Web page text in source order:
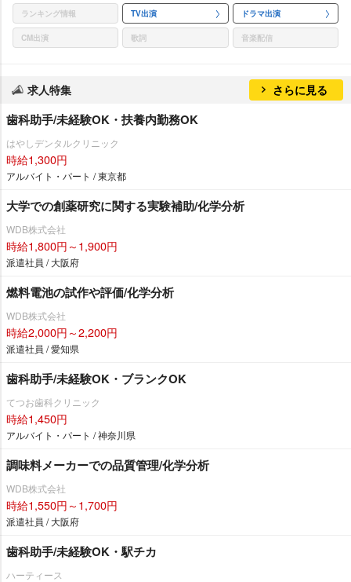
ランキング情報 TV出演 ドラマ出演
CM出演 歌詞 音楽配信
求人特集 さらに見る
歯科助手/未経験OK・扶養内勤務OK
はやしデンタルクリニック
時給1,300円
アルバイト・パート / 東京都
大学での創薬研究に関する実験補助/化学分析
WDB株式会社
時給1,800円～1,900円
派遣社員 / 大阪府
燃料電池の試作や評価/化学分析
WDB株式会社
時給2,000円～2,200円
派遣社員 / 愛知県
歯科助手/未経験OK・ブランクOK
てつお歯科クリニック
時給1,450円
アルバイト・パート / 神奈川県
調味料メーカーでの品質管理/化学分析
WDB株式会社
時給1,550円～1,700円
派遣社員 / 大阪府
歯科助手/未経験OK・駅チカ
ハーティース